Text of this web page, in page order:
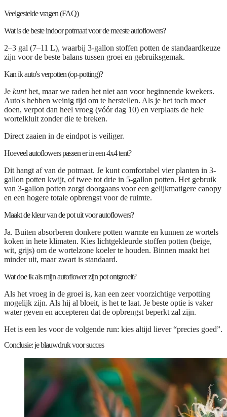
Veelgestelde vragen (FAQ)
Wat is de beste indoor potmaat voor de meeste autoflowers?
2–3 gal (7–11 L), waarbij 3-gallon stoffen potten de standaardkeuze
zijn voor de beste balans tussen groei en gebruiksgemak.
Kan ik auto's verpotten (op-potting)?
Je kunthet, maar we raden het niet aan voor beginnende kwekers.
Auto's hebben weinig tijd om te herstellen. Als je het toch moet
doen, verpot dan heel vroeg (vóór dag 10) en verplaats de hele
wortelkluit zonder die te breken.
Direct zaaien in de eindpot is veiliger.
Hoeveel autoflowers passen er in een 4x4 tent?
Dit hangt af van de potmaat. Je kunt comfortabel vier planten in 3-
gallon potten kwijt, of twee tot drie in 5-gallon potten. Het gebruik
van 3-gallon potten zorgt doorgaans voor een gelijkmatigere canopy
en een hogere totale opbrengst voor de ruimte.
Maakt de kleur van de pot uit voor autoflowers?
Ja. Buiten absorberen donkere potten warmte en kunnen ze wortels
koken in hete klimaten. Kies lichtgekleurde stoffen potten (beige,
wit, grijs) om de wortelzone koeler te houden. Binnen maakt het
minder uit, maar zwart is standaard.
Wat doe ik als mijn autoflower zijn pot ontgroeit?
Als het vroeg in de groei is, kan een zeer voorzichtige verpotting
mogelijk zijn. Als hij al bloeit, is het te laat. Je beste optie is vaker
water geven en accepteren dat de opbrengst beperkt zal zijn.
Het is een les voor de volgende run: kies altijd liever “precies goed”.
Conclusie: je blauwdruk voor succes